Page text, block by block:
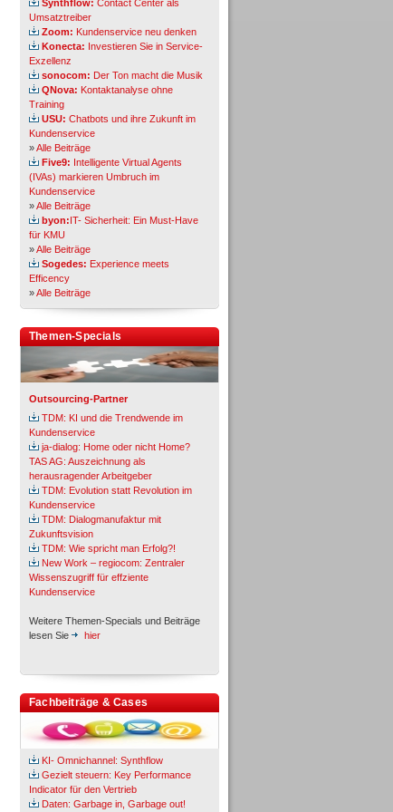
Synthflow: Contact Center als
Umsatztreiber
Zoom: Kundenservice neu denken
Konecta: Investieren Sie in Service-
Exzellenz
sonocom: Der Ton macht die Musik
QNova: Kontaktanalyse ohne
Training
USU: Chatbots und ihre Zukunft im
Kundenservice
»Alle Beiträge
Five9: Intelligente Virtual Agents
(IVAs) markieren Umbruch im
Kundenservice
»Alle Beiträge
byon:IT- Sicherheit: Ein Must-Have
für KMU
»Alle Beiträge
Sogedes: Experience meets
Efficency
»Alle Beiträge
Themen-Specials
Outsourcing-Partner
TDM: KI und die Trendwende im
Kundenservice
ja-dialog: Home oder nicht Home?
TAS AG: Auszeichnung als
herausragender Arbeitgeber
TDM: Evolution statt Revolution im
Kundenservice
TDM: Dialogmanufaktur mit
Zukunftsvision
TDM: Wie spricht man Erfolg?!
New Work – regiocom: Zentraler
Wissenszugriff für effziente
Kundenservice
Weitere Themen-Specials und Beiträge
lesen Sie
hier
Fachbeiträge & Cases
KI- Omnichannel: Synthflow
Gezielt steuern: Key Performance
Indicator für den Vertrieb
Daten: Garbage in, Garbage out!